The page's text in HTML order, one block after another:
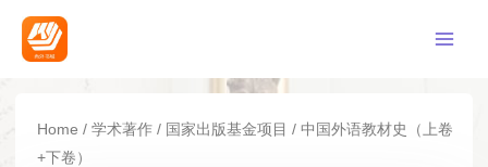
Home / 学术著作 / 国家出版基金项目 / 中国外语教材史（上卷
+下卷）